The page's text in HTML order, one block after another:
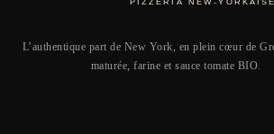
L’authentique part de New York, en plein cœur de
maturée, farine et sauce tomate BIO.